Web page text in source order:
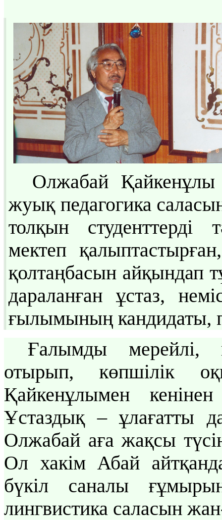
Олжабай
жуық педагогика
толқын студенттерді
мектеп
қолтаңбасын айқындап
дараланған ұстаз,
ғылымының кандидаты,
Ғалымды мерейлі,
отырып, көпшілік
Қайкенұлымен
Ұстаздық – ұлағатты
Олжабай аға жақсы
Ол хакім Абай
бүкіл саналы
лингвистика саласын